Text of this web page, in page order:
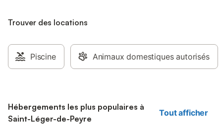
Trouver des locations
Piscine Animaux domestiques autorisés
Hébergements les plus populaires à
Saint-Léger-de-Peyre
Tout afficher